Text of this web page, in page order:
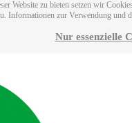
Website zu bieten setzen wir
Informationen zur Verwendung und
Nur essenzielle